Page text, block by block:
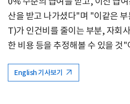
산을 받고 나가셨다"며 "이같은
T)가 인건비를 줄이는 부분, 자회
한 비용 등을 추정해볼 수 있을 것
English 기사보기